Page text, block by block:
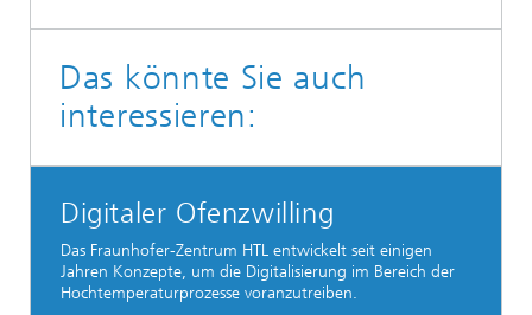
Das könnte Sie auch
interessieren:
Digitaler Ofenzwilling
Das Fraunhofer-Zentrum HTL entwickelt seit einigen
Jahren Konzepte, um die Digitalisierung im Bereich der
Hochtemperaturprozesse voranzutreiben.